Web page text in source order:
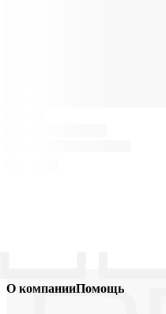
О компанииПомощь